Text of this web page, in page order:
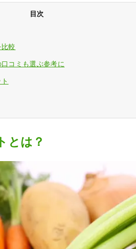
目次
較
コミも選ぶ参考に
とは？